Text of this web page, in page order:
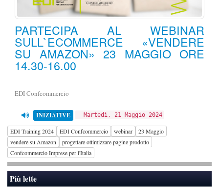
PARTECIPA AL WEBINAR
SULL`ECOMMERCE «VENDERE
SU AMAZON» 23 MAGGIO ORE
14.30-16.00
EDI Confcommercio
INIZIATIVE Martedì, 21 Maggio 2024
EDI Training 2024 EDI Confcommercio webinar
23 Maggio
vendere su Amazon
progettare ottimizzare pagine prodotto
Confcommercio Imprese per l'Italia
Più lette